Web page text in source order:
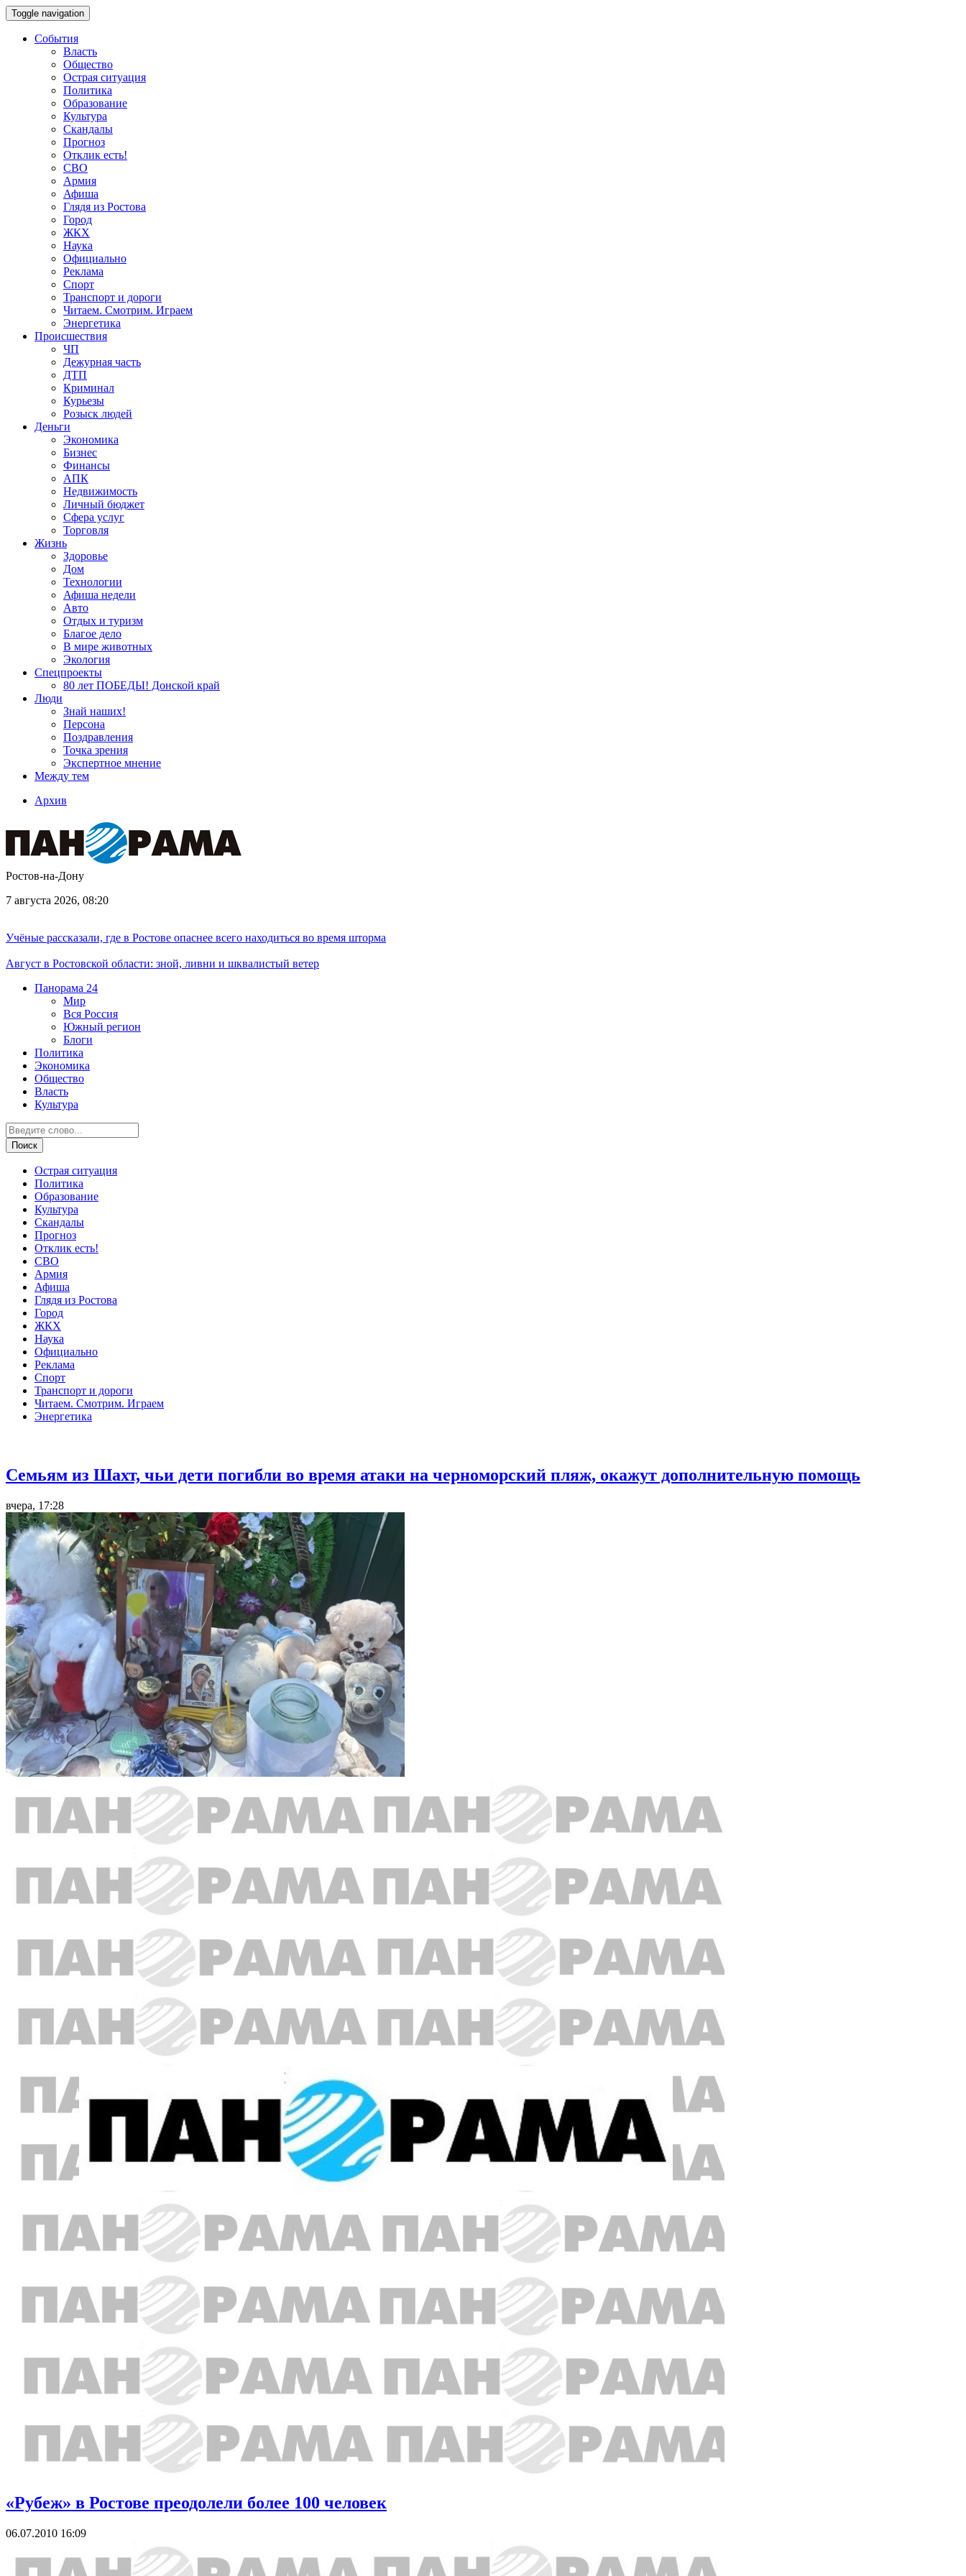
Toggle navigation
События
Власть
Общество
Острая ситуация
Политика
Образование
Культура
Скандалы
Прогноз
Отклик есть!
СВО
Армия
Афиша
Глядя из Ростова
Город
ЖКХ
Наука
Официально
Реклама
Спорт
Транспорт и дороги
Читаем. Смотрим. Играем
Энергетика
Происшествия
ЧП
Дежурная часть
ДТП
Криминал
Курьезы
Розыск людей
Деньги
Экономика
Бизнес
Финансы
АПК
Недвижимость
Личный бюджет
Сфера услуг
Торговля
Жизнь
Здоровье
Дом
Технологии
Афиша недели
Авто
Отдых и туризм
Благое дело
В мире животных
Экология
Спецпроекты
80 лет ПОБЕДЫ! Донской край
Люди
Знай наших!
Персона
Поздравления
Точка зрения
Экспертное мнение
Между тем
Архив
Ростов-на-Дону
7 августа 2026, 08:20
Учёные рассказали, где в Ростове опаснее всего находиться во время шторма
Август в Ростовской области: зной, ливни и шквалистый ветер
Панорама 24
Мир
Вся Россия
Южный регион
Блоги
Политика
Экономика
Общество
Власть
Культура
Острая ситуация
Политика
Образование
Культура
Скандалы
Прогноз
Отклик есть!
СВО
Армия
Афиша
Глядя из Ростова
Город
ЖКХ
Наука
Официально
Реклама
Спорт
Транспорт и дороги
Читаем. Смотрим. Играем
Энергетика
Семьям из Шахт, чьи дети погибли во время атаки на черноморский пляж, окажут дополнительную помощь
вчера, 17:28
«Рубеж» в Ростове преодолели более 100 человек
06.07.2010 16:09